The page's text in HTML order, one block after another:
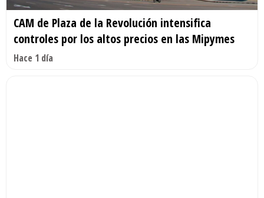
CAM de Plaza de la Revolución intensifica
controles por los altos precios en las Mipymes
Hace 1 día